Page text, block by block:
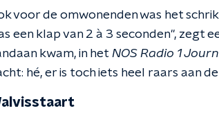
voor de omwonenden was het
een klap van 2 à 3 seconden", zegt
kwam, in het NOS Radio 1
hé, er is toch iets heel raars aan